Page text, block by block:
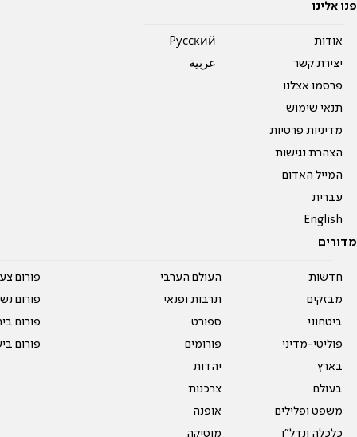
פנו אלינו
אודות
יצירת קשר
פרסמו אצלנו
תנאי שימוש
מדיניות פרטיות
הצהרת נגישות
המייל האדום
עברית
English
Pусский
عربية
מדורים
חדשות
מבזקים
ביטחוני
פוליטי-מדיני
בארץ
בעולם
משפט ופלילים
כלכלה ונדל"ן
העולם הערבי
תרבות ופנאי
ספורט
פורומים
יהדות
צרכנות
אופנה
מוסיקה
פורום
פורום
פורום
פורום